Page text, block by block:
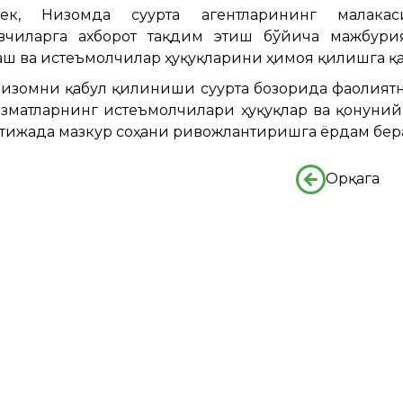
Низомда суғурта агентларининг
ахборот тақдим этиш бўйича
ва истеъмолчилар ҳуқуқларини ҳимоя қилишга
қабул қилиниши суғурта бозорида
истеъмолчилари ҳуқуқлар ва
мазкур соҳани ривожлантиришга ёрдам
Орқага